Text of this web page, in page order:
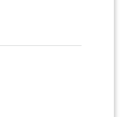
praktisch
kende
cyclus.